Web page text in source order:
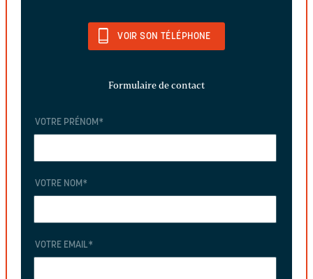
VOIR SON TÉLÉPHONE
Formulaire de contact
VOTRE PRÉNOM *
VOTRE NOM *
VOTRE EMAIL*